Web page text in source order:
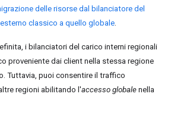
delle risorse dal bilanciatore del
classico a quello globale.
i bilanciatori del carico interni regionali
proveniente dai client nella stessa regione
Tuttavia, puoi consentire il traffico
regioni abilitando l'accesso globale nella